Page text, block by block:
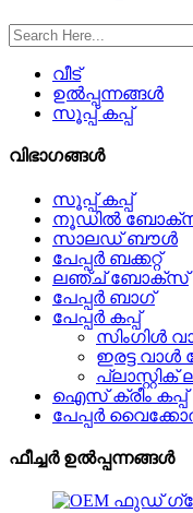
വീട്
ഉൽപ്പന്നങ്ങൾ
സൂപ്പ് കപ്പ്
വിഭാഗങ്ങൾ
സൂപ്പ് കപ്പ്
നൂഡിൽ
സാലഡ് ബൗൾ
പേപ്പർ ബക്കറ്റ്
ലഞ്ച് ബോക്സ്
പേപ്പർ ബാഗ്
പേപ്പർ കപ്പ്
സിംഗിൾ
ഇരട്ട വാൾ
പ്ലാസ്റ്റിക്
ഐസ് ക്രീം കപ്പ്
പേപ്പർ
ഫീച്ചർ ഉൽപ്പന്നങ്ങൾ